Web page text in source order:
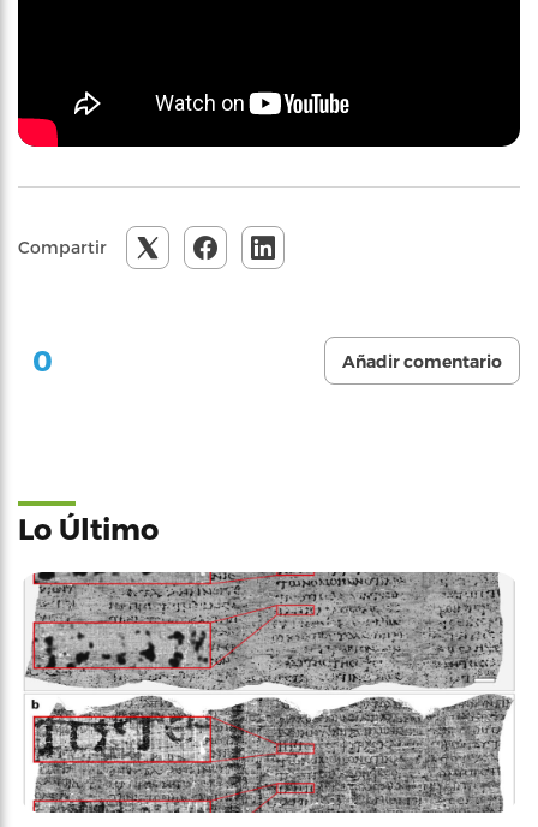
Compartir
0 Añadir comentario
Lo Último